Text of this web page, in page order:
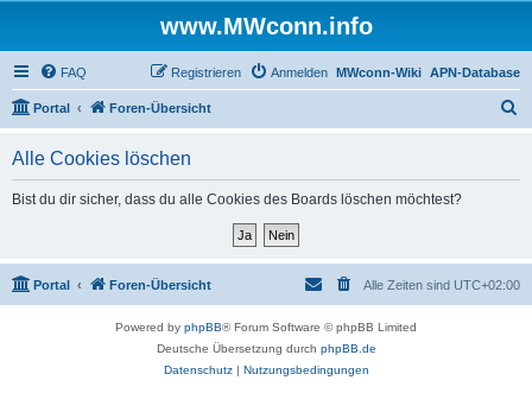
www.MWconn.info
FAQ APN-Database
MWconn-Wiki
Anmelden
Registrieren
Portal Foren-Übersicht
Alle Cookies löschen
Bist du dir sicher, dass du alle Cookies des Boards löschen möchtest?
Portal Foren-Übersicht Alle Zeiten sind UTC+02:00
Powered by phpBB® Forum Software © phpBB Limited
Deutsche Übersetzung durch phpBB.de
Datenschutz| Nutzungsbedingungen